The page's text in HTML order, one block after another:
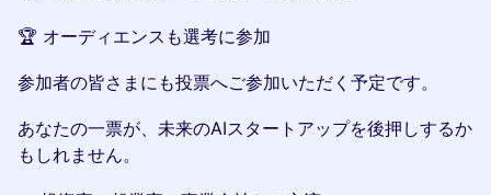
🏆 オーディエンスも選考に参加
参加者の皆さまにも投票へご参加いただく予定です。
あなたの一票が、未来のAIスタートアップを後押しするか
もしれません。